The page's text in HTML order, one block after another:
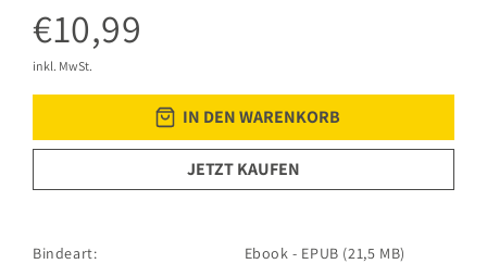
€10,99
inkl. MwSt.
IN DEN WARENKORB
JETZT KAUFEN
Bindeart: Ebook - EPUB (21,5 MB)